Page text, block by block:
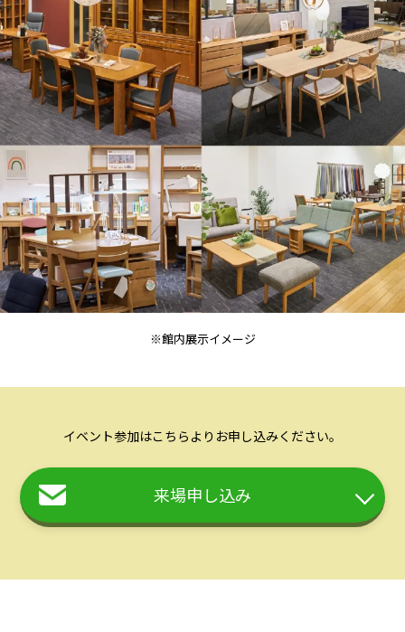
※館内展示イメージ
イベント参加はこちらよりお申し込みください。
来場申し込み